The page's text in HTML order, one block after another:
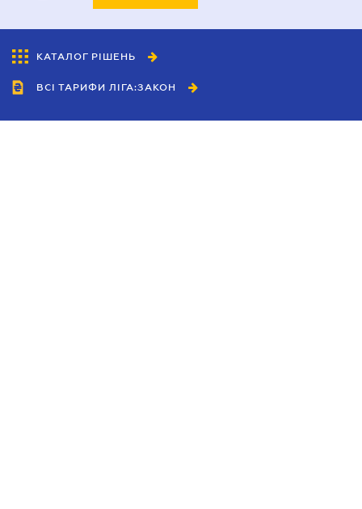
КАТАЛОГ РІШЕНЬ
ВСІ ТАРИФИ ЛІГА:ЗАКОН